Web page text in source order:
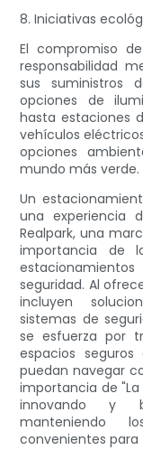
8. Iniciativas
El compromiso
responsabilidad
sus suministros
opciones de
hasta estaciones
vehículos
opciones
mundo más verde.
Un
una experiencia
Realpark, una
importancia de
seguridad. Al
incluyen
sistemas de
se esfuerza por
espacios
puedan navegar
importancia de
innovando y
manteniendo
convenientes para